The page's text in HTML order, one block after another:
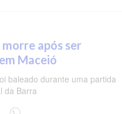
após ser
Maceió
baleado durante uma partida
da Barra